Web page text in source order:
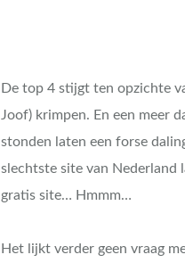
De top 4 stijgt ten opzichte
Joof) krimpen. En een meer
stonden laten een forse
slechtste site van Nederland
gratis site… Hmmm…
Het lijkt verder geen vraag